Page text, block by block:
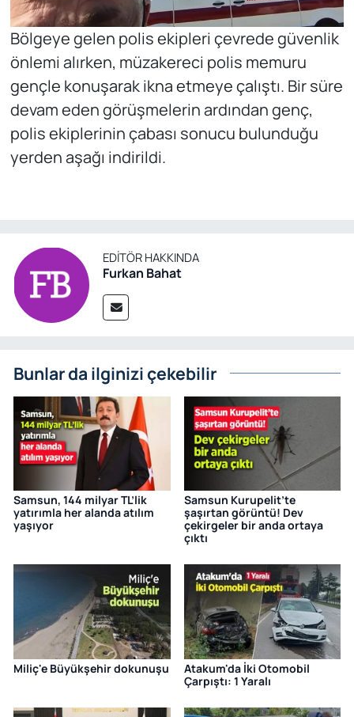
Bölgeye gelen polis ekipleri çevrede güvenlik
önlemi alırken, müzakereci polis memuru
gençle konuşarak ikna etmeye çalıştı. Bir süre
devam eden görüşmelerin ardından genç,
polis ekiplerinin çabası sonucu bulunduğu
yerden aşağı indirildi.
EDITÖR HAKKINDA
Furkan Bahat
Bunlar da ilginizi çekebilir
Samsun, 144 milyar TL’lik
yatırımla her alanda atılım
yaşıyor
Samsun Kurupelit’te
şaşırtan görüntü! Dev
çekirgeler bir anda ortaya
çıktı
Miliç'e Büyükşehir dokunuşu
Atakum'da İki Otomobil
Çarpıştı: 1 Yaralı